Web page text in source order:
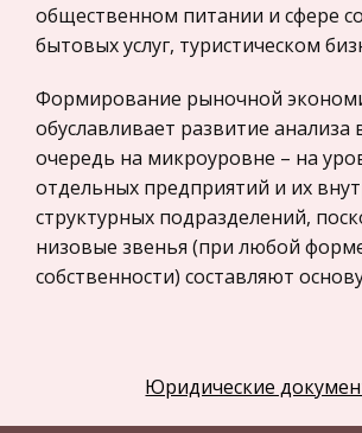
Программное обеспечение
Разное
Уголовное и уголовно-
право
Налоговое право
Техника
Компьютеры,
История экономических
Физкультура и Спорт
общественном питании и сфере
бытовых услуг, туристическом
Формирование рыночной
обуславливает развитие анализа
очередь на микроуровне – на
отдельных предприятий и их
структурных подразделений,
низовые звенья (при любой
собственности) составляют
вниз», как складывалось при
административной системе с ее
Юридические